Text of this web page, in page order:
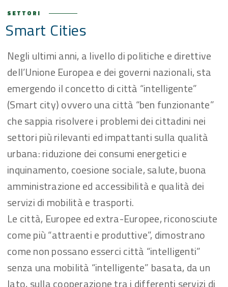
SETTORI
Smart Cities
Negli ultimi anni, a livello di politiche e direttive
dell’Unione Europea e dei governi nazionali, sta
emergendo il concetto di città “intelligente”
(Smart city) ovvero una città “ben funzionante”
che sappia risolvere i problemi dei cittadini nei
settori più rilevanti ed impattanti sulla qualità
urbana: riduzione dei consumi energetici e
inquinamento, coesione sociale, salute, buona
amministrazione ed accessibilità e qualità dei
servizi di mobilità e trasporti.
Le città, Europee ed extra-Europee, riconosciute
come più “attraenti e produttive”, dimostrano
come non possano esserci città “intelligenti”
senza una mobilità “intelligente” basata, da un
lato, sulla cooperazione tra i differenti servizi di